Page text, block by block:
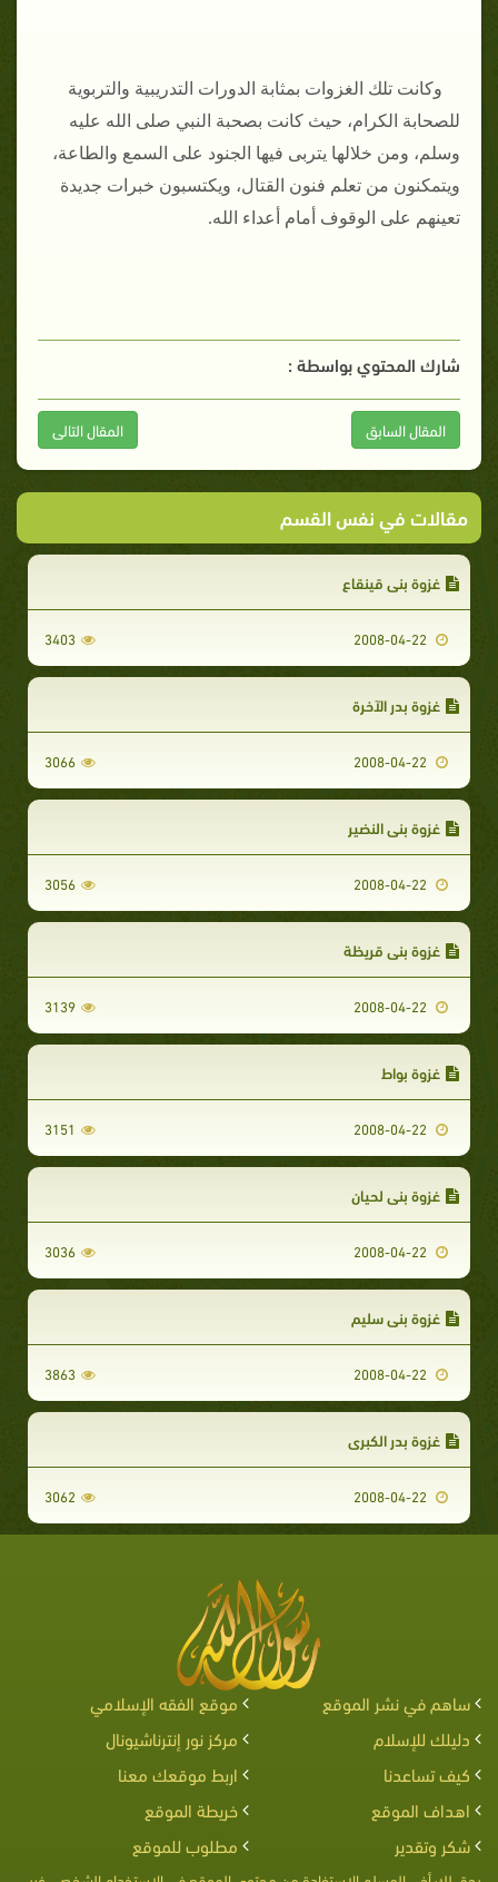
وكانت تلك الغزوات بمثابة الدورات التدريبية والتربوية
للصحابة الكرام، حيث كانت بصحبة النبي صلى الله عليه
وسلم، ومن خلالها يتربى فيها الجنود على السمع والطاعة،
ويتمكنون من تعلم فنون القتال، ويكتسبون خبرات جديدة
تعينهم على الوقوف أمام أعداء الله.
شارك المحتوي بواسطة :
المقال السابق المقال التالى
مقالات في نفس القسم
غزوة بنى قينقاع
3403
غزوة بدر الآخرة
3066
غزوة بني النضير
3056
غزوة بني قريظة
3139
غزوة بواط
3151
غزوة بني لحيان
3036
غزوة بنى سليم
3863
غزوة بدر الكبرى
3062
ساهم في نشر الموقع
موقع الفقه الإسلامي
دليلك للإسلام
مركز نور إنترناشيونال
كيف تساعدنا
اربط موقعك معنا
اهداف الموقع
خريطة الموقع
شكر وتقدير
مطلوب للموقع